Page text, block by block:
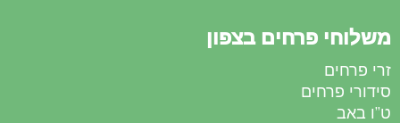
משלוחי פרחים בצפון
זרי פרחים
סידורי פרחים
ט”ו באב